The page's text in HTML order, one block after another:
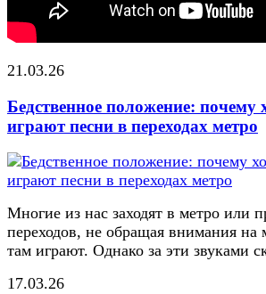
21.03.26
Бедственное положение:
играют песни в переходах метро
Многие из нас заходят в метро или
переходов, не обращая внимания на
там играют. Однако за эти звуками
17.03.26